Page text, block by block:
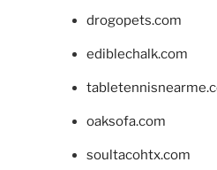
drogopets.com
ediblechalk.com
oaksofa.com
soultacohtx.com